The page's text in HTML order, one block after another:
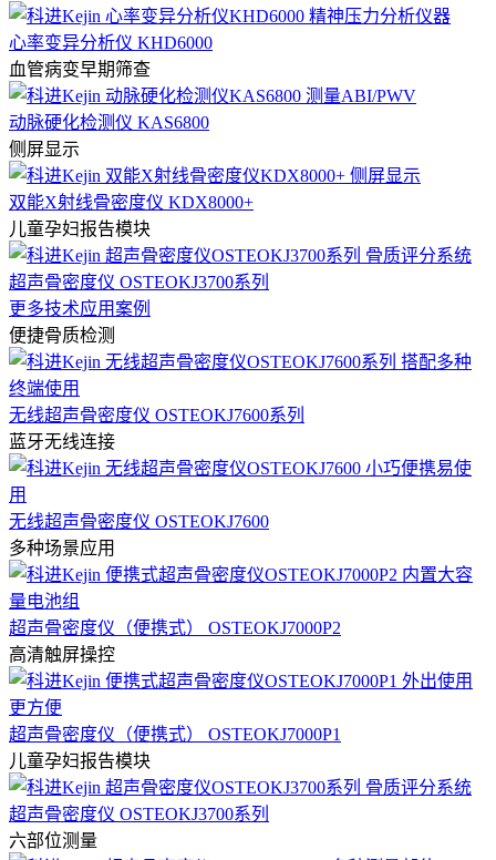
心率变异分析仪 KHD6000
血管病变早期筛查
动脉硬化检测仪 KAS6800
侧屏显示
双能X射线骨密度仪 KDX8000+
儿童孕妇报告模块
超声骨密度仪 OSTEOKJ3700系列
更多技术应用案例
便捷骨质检测
无线超声骨密度仪 OSTEOKJ7600系列
蓝牙无线连接
无线超声骨密度仪 OSTEOKJ7600
多种场景应用
超声骨密度仪（便携式） OSTEOKJ7000P2
高清触屏操控
超声骨密度仪（便携式） OSTEOKJ7000P1
儿童孕妇报告模块
超声骨密度仪 OSTEOKJ3700系列
六部位测量